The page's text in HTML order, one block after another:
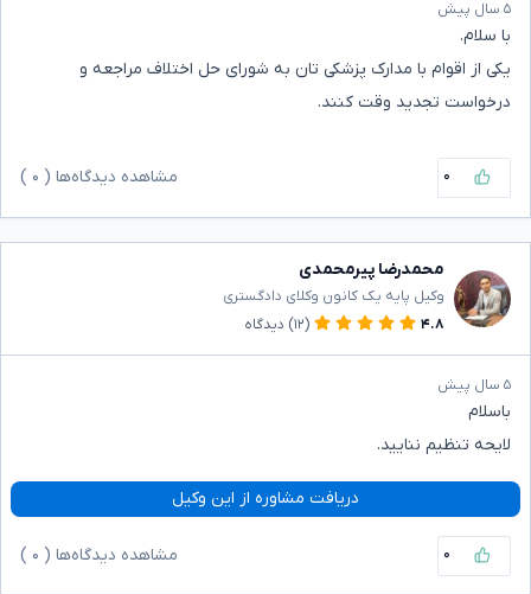
۵ سال پیش
با سلام.
یکی از اقوام با مدارک پزشکی تان به شورای حل اختلاف مراجعه و
درخواست تجدید وقت کنند.
۰ مشاهده دیدگاه‌ها ( ۰
محمدرضا پیرمحمدی
وکیل پایه یک کانون وکلای دادگستری
۴.۸
(۱۲) دیدگاه
۵ سال پیش
باسلام
لایحه تنظیم ننایید.
دریافت مشاوره از این وکیل
۰ مشاهده دیدگاه‌ها ( ۰